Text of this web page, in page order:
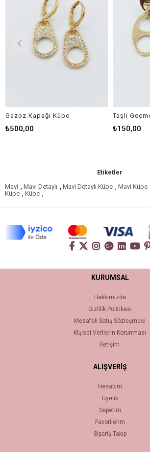
Gazoz Kapağı Küpe
₺500,00
Taşlı
₺150,00
Etiketler
Mavi
Mavi Detaylı Mavi Detaylı Küpe Mavi Küpe
Küpe
Küpe
KURUMSAL
Hakkımızda
Gizlilik Politikası
Mesafeli Satış Sözleşmesi
Kişisel Verilerin Korunması
İletişim
ALIŞVERİŞ
Hesabım
Üyelik
Sepetim
Favorilerim
Sipariş Takip